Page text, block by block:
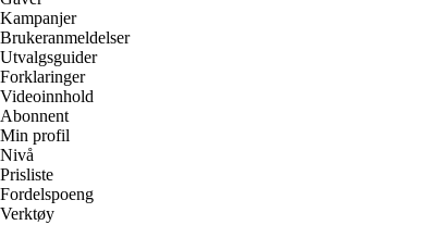
Kampanjer
Brukeranmeldelser
Utvalgsguider
Forklaringer
Videoinnhold
Abonnent
Min profil
Nivå
Prisliste
Fordelspoeng
Verktøy